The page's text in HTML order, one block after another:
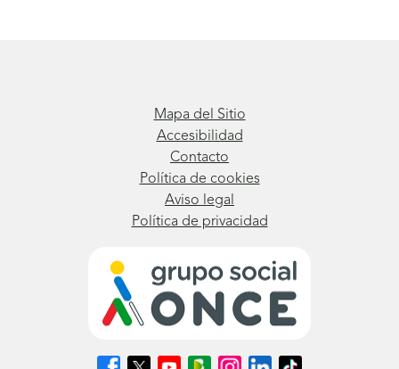
Mapa del Sitio
Accesibilidad
Contacto
Política de cookies
Aviso legal
Política de privacidad
SíguenosSíguenosSíguenosSíguenosSíguenosSíguenosSíguenos